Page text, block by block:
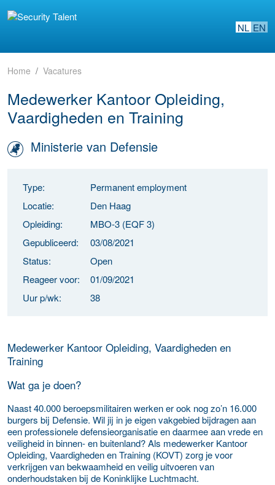
NL EN
Home Vacatures
Medewerker Kantoor Opleiding,
Vaardigheden en Training
Ministerie van Defensie
Type:
Permanent employment
Locatie:
Den Haag
Opleiding:
MBO-3 (EQF 3)
Gepubliceerd:
03/08/2021
Status:
Open
Reageer voor:
01/09/2021
Uur p/wk:
38
Medewerker Kantoor Opleiding, Vaardigheden en
Training
Wat ga je doen?
Naast 40.000 beroepsmilitairen werken er ook nog zo’n 16.000
burgers bij Defensie. Wil jij in je eigen vakgebied bijdragen aan
een professionele defensieorganisatie en daarmee aan vrede en
veiligheid in binnen- en buitenland? Als medewerker Kantoor
Opleiding, Vaardigheden en Training (KOVT) zorg je voor
verkrijgen van bekwaamheid en veilig uitvoeren van
onderhoudstaken bij de Koninklijke Luchtmacht.